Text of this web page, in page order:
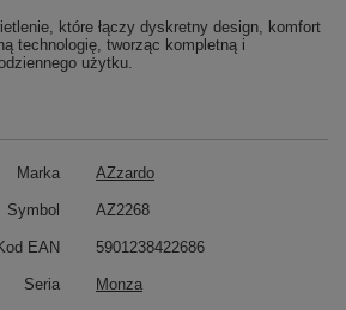
które łączy dyskretny design, komfort
technologię, tworząc kompletną i
użytku.
Marka AZzardo
Symbol AZ2268
EAN 5901238422686
Seria Monza